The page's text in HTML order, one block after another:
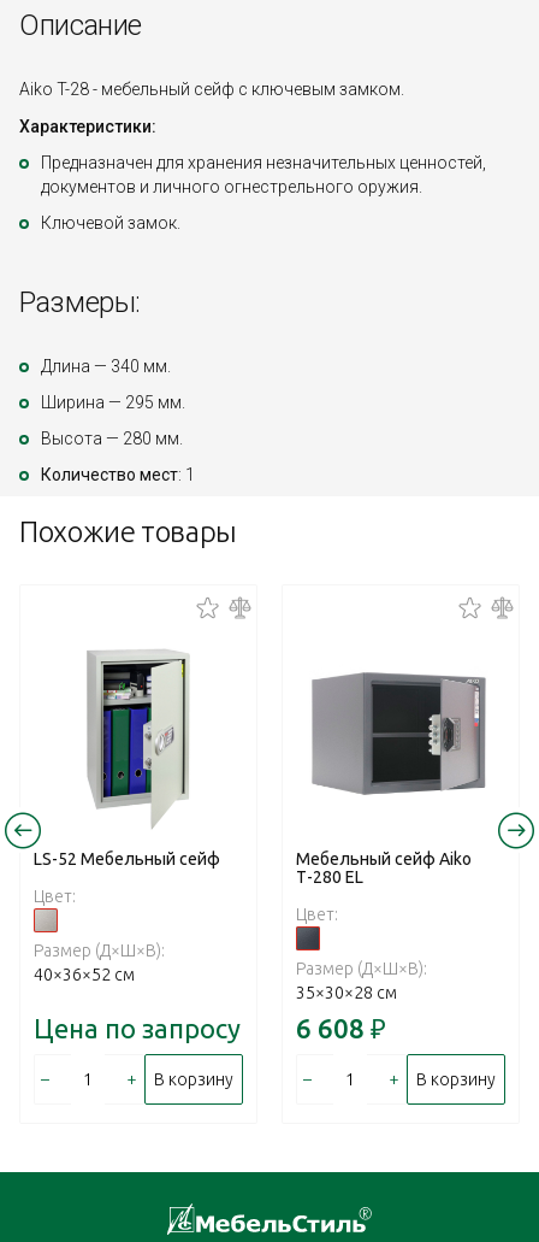
Описание
Aiko T-28 - мебельный сейф с ключевым замком.
Характеристики:
Предназначен для хранения незначительных ценностей,
документов и личного огнестрельного оружия.
Ключевой замок.
Размеры:
Длина — 340 мм.
Ширина — 295 мм.
Высота — 280 мм.
Количество мест: 1
Похожие товары
LS-52 Mебельный cейф
Цвет:
Размер (Д×Ш×В):
40×36×52 см
Цена по запросу
– + В корзину
Мебельный сейф Aiko
Т-280 EL
Цвет:
Размер (Д×Ш×В):
35×30×28 см
6 608 ₽
– + В корзину